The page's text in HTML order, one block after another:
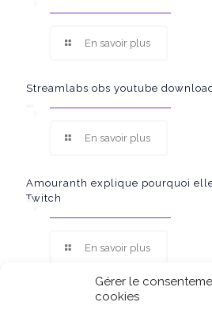
Gérer le
cookies
En savoir plus
Streamlabs obs youtube
En savoir plus
Amouranth explique pourquoi
Twitch
En savoir plus